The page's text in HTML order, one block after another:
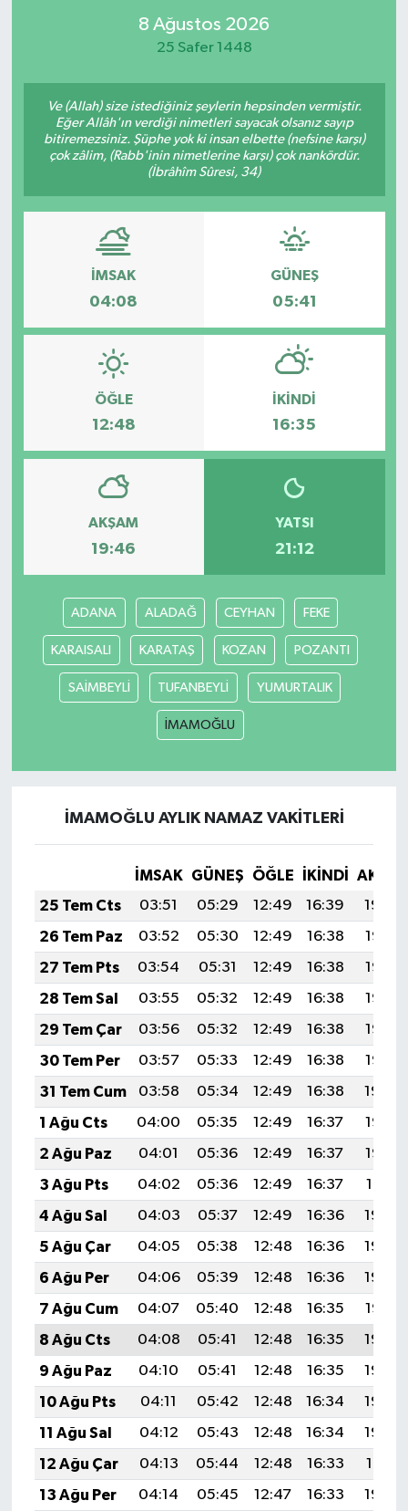
8 Ağustos 2026
25 Safer 1448
Ve (Allah) size istediğiniz şeylerin hepsinden vermiştir.
Eğer Allâh'ın verdiği nimetleri sayacak olsanız sayıp
bitiremezsiniz. Şüphe yok ki insan elbette (nefsine karşı)
çok zâlim, (Rabb'inin nimetlerine karşı) çok nankördür.
(İbrâhîm Sûresi, 34)
İMSAK
04:08
GÜNEŞ
05:41
ÖĞLE
12:48
İKINDI
16:35
AKŞAM
19:46
YATSI
21:12
ADANA ALADAĞ CEYHAN FEKE
KARAISALI KARATAŞ KOZAN POZANTI
SAİMBEYLİ TUFANBEYLİ YUMURTALIK
İMAMOĞLU
İMAMOĞLU AYLIK NAMAZ VAKITLERI
İMSAK GÜNEŞ ÖĞLE İKINDI
25 Tem Cts
03:51 05:29 12:49 16:39
19:59
26 Tem Paz
03:52 05:30 12:49 16:38
19:58
27 Tem Pts
03:54 05:31 12:49 16:38
19:57
28 Tem Sal
03:55 05:32 12:49 16:38
19:56
29 Tem Çar
03:56 05:32 12:49 16:38
19:55
30 Tem Per
03:57 05:33 12:49 16:38
19:55
31 Tem Cum
03:58 05:34 12:49 16:38
19:54
1 Ağu Cts
04:00 05:35 12:49 16:37
19:53
2 Ağu Paz
04:01 05:36 12:49 16:37
19:52
3 Ağu Pts
04:02 05:36 12:49 16:37
19:51
4 Ağu Sal
04:03 05:37 12:49 16:36
19:50
5 Ağu Çar
04:05 05:38 12:48 16:36
19:49
6 Ağu Per
04:06 05:39 12:48 16:36
19:48
7 Ağu Cum
04:07 05:40 12:48 16:35
19:47
8 Ağu Cts
04:08 05:41 12:48 16:35
19:46
9 Ağu Paz
04:10 05:41 12:48 16:35
19:45
10 Ağu Pts
04:11 05:42 12:48 16:34
19:43
11 Ağu Sal
04:12 05:43 12:48 16:34
19:42
12 Ağu Çar
04:13 05:44 12:48 16:33
19:41
13 Ağu Per
04:14 05:45 12:47 16:33
19:40